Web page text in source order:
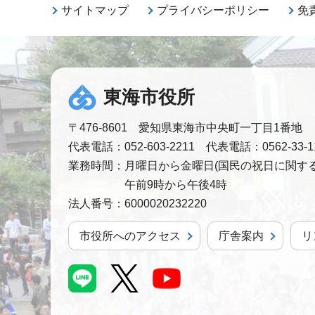
サイトマップ プライバシーポリシー 免
東海市役所
〒476-8601 愛知県東海市中央町一丁目1番地
代表電話：052-603-2211 代表電話：0562-33-
業務時間： 月曜日から金曜日(国民の祝日に関
午前9時から午後4時
法人番号： 6000020232220
市役所へのアクセス 庁舎案内